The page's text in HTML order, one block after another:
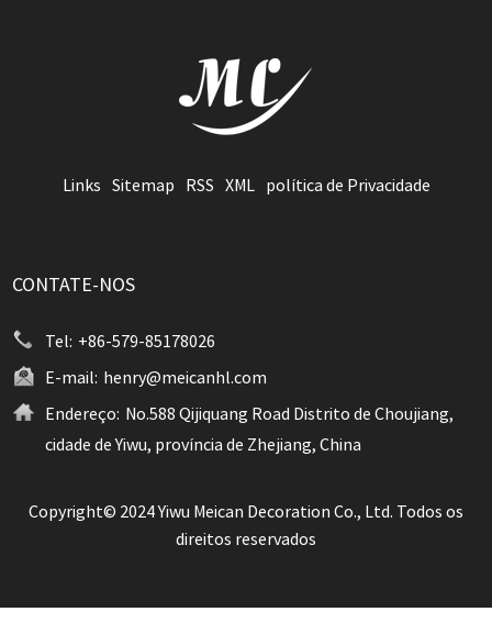
Links Sitemap RSS XML política de Privacidade
CONTATE-NOS
Tel: +86-579-85178026
E-mail: henry@meicanhl.com
Endereço: No.588 Qijiquang Road Distrito de Choujiang,
cidade de Yiwu, província de Zhejiang, China
Copyright© 2024 Yiwu Meican Decoration Co., Ltd. Todos os
direitos reservados